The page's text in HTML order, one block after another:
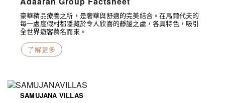
豪華精品療養之所，是奢華與舒適的完美結合。在馬爾代夫的
每一處度假村都隱藏於令人欣喜的靜謐之處，各具特色，吸引
全世界遊客慕名而來。
了解更多
SAMUJANA VILLAS